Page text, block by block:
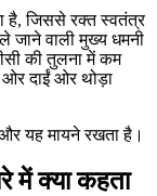
है, जिससे रक्त स्वतंत्र
जाने वाली मुख्य धमनी
की तुलना में कम
दाईं ओर थोड़ा
यह मायने रखता है।
में क्या कहता